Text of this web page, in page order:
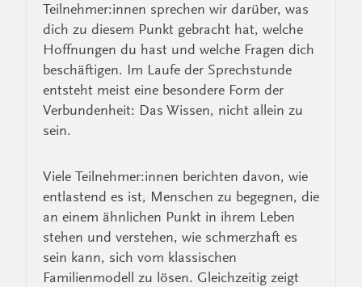
Teilnehmer:innen sprechen wir darüber, was
dich zu diesem Punkt gebracht hat, welche
Hoffnungen du hast und welche Fragen dich
beschäftigen. Im Laufe der Sprechstunde
entsteht meist eine besondere Form der
Verbundenheit: Das Wissen, nicht allein zu
sein.
Viele Teilnehmer:innen berichten davon, wie
entlastend es ist, Menschen zu begegnen, die
an einem ähnlichen Punkt in ihrem Leben
stehen und verstehen, wie schmerzhaft es
sein kann, sich vom klassischen
Familienmodell zu lösen. Gleichzeitig zeigt